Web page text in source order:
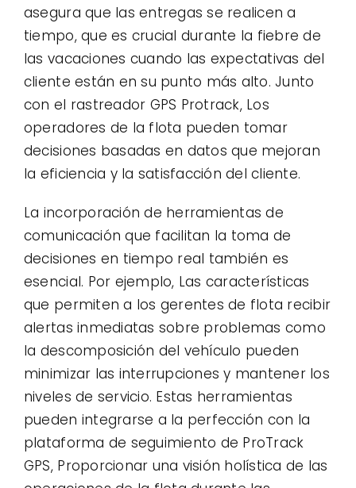
asegura que las entregas se realicen a
tiempo, que es crucial durante la fiebre de
las vacaciones cuando las expectativas del
cliente están en su punto más alto. Junto
con el rastreador GPS Protrack, Los
operadores de la flota pueden tomar
decisiones basadas en datos que mejoran
la eficiencia y la satisfacción del cliente.
La incorporación de herramientas de
comunicación que facilitan la toma de
decisiones en tiempo real también es
esencial. Por ejemplo, Las características
que permiten a los gerentes de flota recibir
alertas inmediatas sobre problemas como
la descomposición del vehículo pueden
minimizar las interrupciones y mantener los
niveles de servicio. Estas herramientas
pueden integrarse a la perfección con la
plataforma de seguimiento de ProTrack
GPS, Proporcionar una visión holística de las